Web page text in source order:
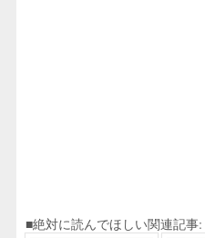
■絶対に読んでほしい関連記事: